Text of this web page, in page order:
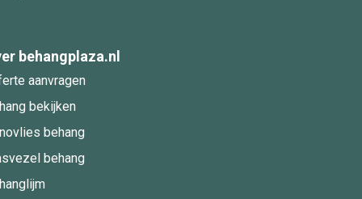
behangplaza.nl
aanvragen
bekijken
behang
behang